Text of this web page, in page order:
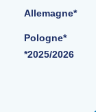
Allemagne*
Pologne*
*2025/2026